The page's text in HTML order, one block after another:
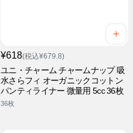
¥618(税込¥679.8)
ユニ・チャーム チャームナップ 吸
水さらフィ オーガニックコットン
パンティライナー 微量用 5cc 36枚
36枚